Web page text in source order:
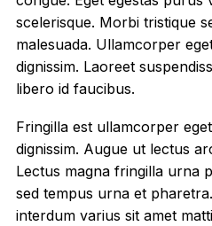
scelerisque. Morbi tristique
malesuada. Ullamcorper
dignissim. Laoreet
libero id faucibus.
Fringilla est ullamcorper
dignissim. Augue ut lectus
Lectus magna fringilla urna
sed tempus urna et
interdum varius sit amet